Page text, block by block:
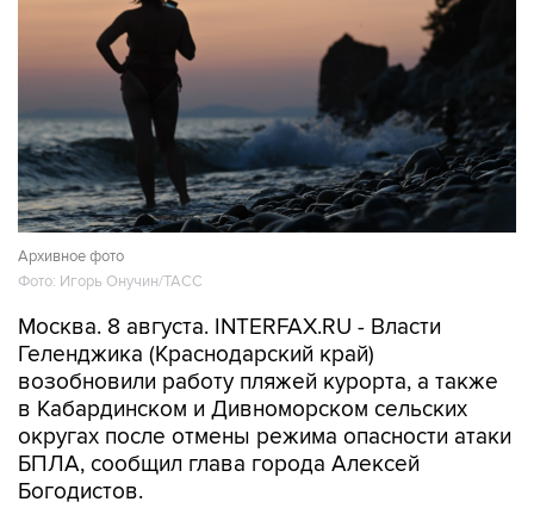
Архивное фото
Фото: Игорь Онучин/ТАСС
Москва. 8 августа. INTERFAX.RU - Власти
Геленджика (Краснодарский край)
возобновили работу пляжей курорта, а также
в Кабардинском и Дивноморском сельских
округах после отмены режима опасности атаки
БПЛА, сообщил глава города Алексей
Богодистов.